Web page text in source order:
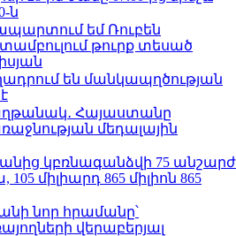
ն
եմ Ռուբեն
թուրք տեսած
են մանկապղծության
Հայաստանը
մեդալային
կբռնագանձվի 75 անշարժ
միլիարդ 865 միլիոն 865
նոր հրամանը՝
վերաբերյալ